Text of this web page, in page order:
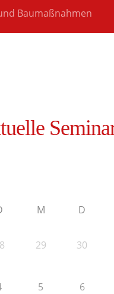
Baumaßnahmen
M D
29 30
5 6